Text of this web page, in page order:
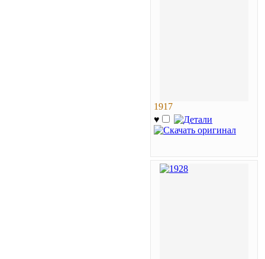
1917
♥